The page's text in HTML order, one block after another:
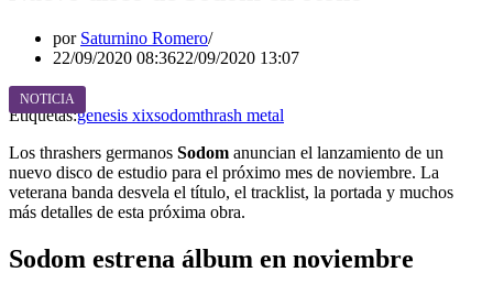
por Saturnino Romero
22/09/2020 08:3622/09/2020 13:07
NOTICIA
Etiquetas:genesis xixsodomthrash metal
Los thrashers germanos Sodom anuncian el lanzamiento de un
nuevo disco de estudio para el próximo mes de noviembre. La
veterana banda desvela el título, el tracklist, la portada y muchos
más detalles de esta próxima obra.
Sodom estrena álbum en noviembre